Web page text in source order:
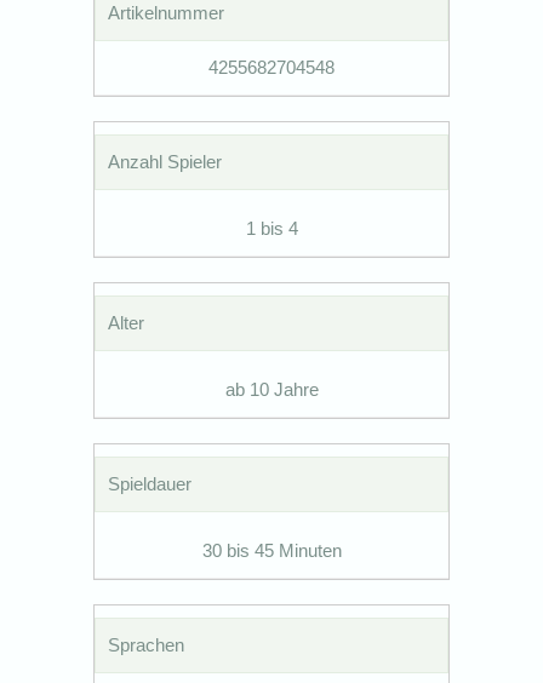
Artikelnummer
4255682704548
Anzahl Spieler
1 bis 4
Alter
ab 10 Jahre
Spieldauer
30 bis 45 Minuten
Sprachen